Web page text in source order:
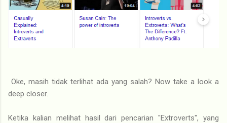
Oke, masih tidak terlihat ada yang salah? Now take a look a
deep closer.
Ketika kalian melihat hasil dari pencarian "Extroverts", yang